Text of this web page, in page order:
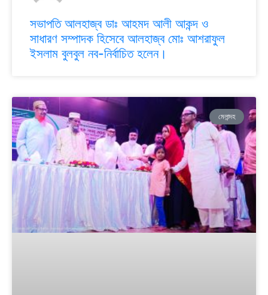
সভাপতি আলহাজ্ব ডাঃ আহমদ আলী আকন্দ ও
সাধারণ সম্পাদক হিসেবে আলহাজ্ব মোঃ আশরাফুল
ইসলাম বুলবুল নব-নির্বাচিত হলেন।
মেলান্দহ